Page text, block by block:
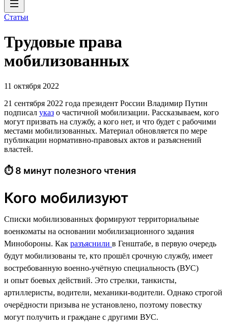
Статьи
Трудовые права
мобилизованных
11 октября 2022
21 сентября 2022 года президент России Владимир Путин
подписал указ о частичной мобилизации. Рассказываем, кого
могут призвать на службу, а кого нет, и что будет с рабочими
местами мобилизованных. Материал обновляется по мере
публикации нормативно-правовых актов и разъяснений
властей.
⏱ 8 минут полезного чтения
Кого мобилизуют
Списки мобилизованных формируют территориальные
военкоматы на основании мобилизационного задания
Минобороны. Как разъяснили в Генштабе, в первую очередь
будут мобилизованы те, кто прошёл срочную службу, имеет
востребованную военно-учётную специальность (ВУС)
и опыт боевых действий. Это стрелки, танкисты,
артиллеристы, водители, механики-водители. Однако строгой
очерёдности призыва не установлено, поэтому повестку
могут получить и граждане с другими ВУС.